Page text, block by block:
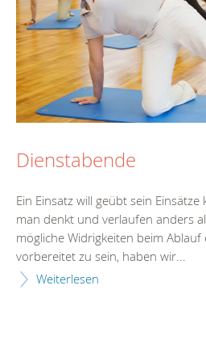
Dienstabende
Ein Einsatz will geübt sein
man denkt und verlaufen anders
mögliche Widrigkeiten beim Ablauf
vorbereitet zu sein, haben wir...
Weiterlesen